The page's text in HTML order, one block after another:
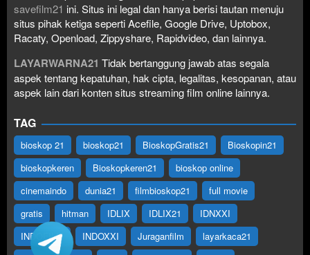
savefilm21 ini. Situs ini legal dan hanya berisi tautan menuju
situs pihak ketiga seperti Acefile, Google Drive, Uptobox,
Racaty, Openload, Zippyshare, Rapidvideo, dan lainnya.
LAYARWARNA21 Tidak bertanggung jawab atas segala
aspek tentang kepatuhan, hak cipta, legalitas, kesopanan, atau
aspek lain dari konten situs streaming film online lainnya.
TAG
bioskop 21 bioskop21 BioskopGratis21
Bioskopin21
bioskopkeren
Bioskopkeren21
bioskop online
cinemaindo
dunia21 filmbioskop21
full movie
gratis
hitman IDLIX IDLIX21
IDNXXI
INDOFILM
INDOXXI Juraganfilm
layarkaca21